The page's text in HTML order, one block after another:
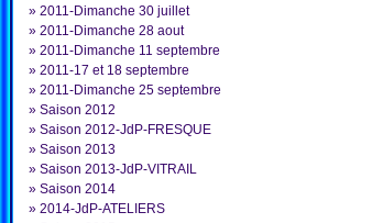
» 2011-Dimanche 30 juillet
» 2011-Dimanche 28 aout
» 2011-Dimanche 11 septembre
» 2011-17 et 18 septembre
» 2011-Dimanche 25 septembre
» Saison 2012
» Saison 2012-JdP-FRESQUE
» Saison 2013
» Saison 2013-JdP-VITRAIL
» Saison 2014
» 2014-JdP-ATELIERS